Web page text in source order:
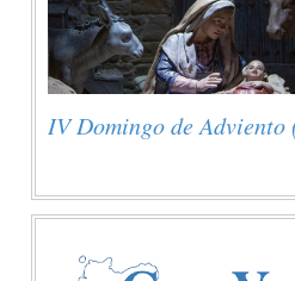
IV Domingo de Adviento